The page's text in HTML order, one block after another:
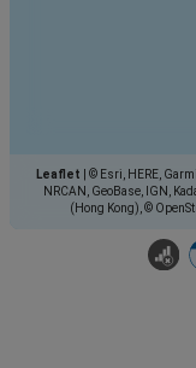
Leaflet
© Esri, HERE,
NRCAN, GeoBase, IGN,
(Hong Kong), ©